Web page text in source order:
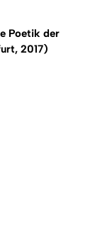
Poetik der
2017)